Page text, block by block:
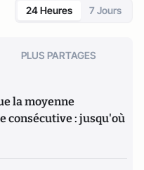
24 Heures 7 Jours
PLUS PARTAGES
la moyenne
consécutive : jusqu'où